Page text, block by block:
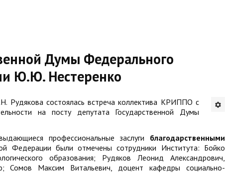
Думы Федерального
Ю.Ю. Нестеренко
Рудякова состоялась встреча коллектива КРИППО с
на посту депутата Государственной Думы
профессиональные заслуги благодарственными
Федерации были отмечены сотрудники Института: Бойко
образования; Рудяков Леонид Александрович,
Сомов Максим Витальевич, доцент кафедры социально-